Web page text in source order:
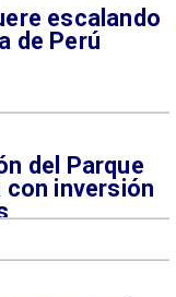
escalando
de Perú
del Parque
con inversión